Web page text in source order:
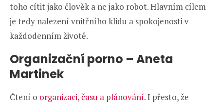
toho cítit jako člověk a ne jako robot. Hlavním cílem
je tedy nalezení vnitřního klidu a spokojenosti v
každodenním životě.
Organizační porno – Aneta
Martinek
Čtení o organizaci, času a plánování. I přesto, že